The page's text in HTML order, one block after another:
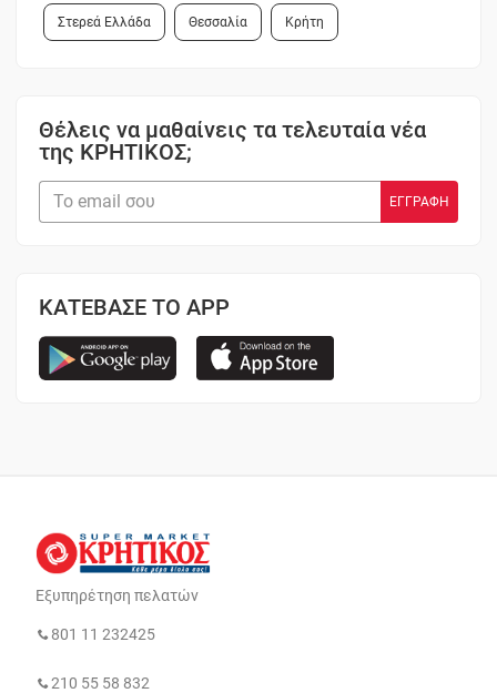
Στερεά Ελλάδα Θεσσαλία Κρήτη
Θέλεις να μαθαίνεις τα τελευταία νέα
της ΚΡΗΤΙΚΟΣ;
ΚΑΤΕΒΑΣΕ ΤΟ APP
Εξυπηρέτηση πελατών
801 11 232425
210 55 58 832